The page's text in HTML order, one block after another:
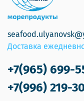
Доставка
+7(965) 699-
+7(996) 219-